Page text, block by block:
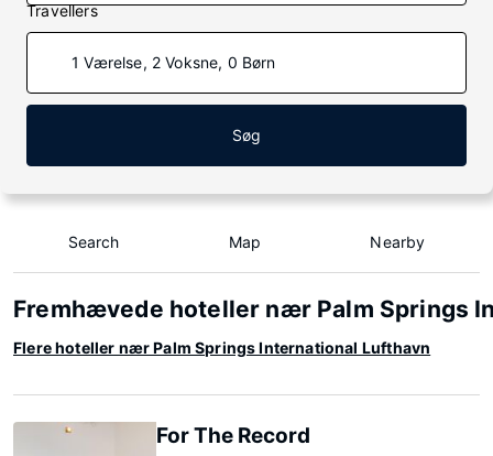
Travellers
1 Værelse, 2 Voksne, 0 Børn
Søg
Search Map Nearby
Fremhævede hoteller nær Palm Springs
Flere hoteller nær Palm Springs International Lufthavn
For The Record